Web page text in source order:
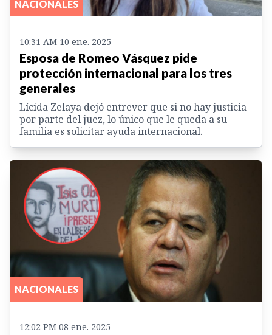
NACIONALES
10:31 AM 10 ene. 2025
Esposa de Romeo Vásquez pide
protección internacional para los tres
generales
Lícida Zelaya dejó entrever que si no hay justicia
por parte del juez, lo único que le queda a su
familia es solicitar ayuda internacional.
NACIONALES
12:02 PM 08 ene. 2025